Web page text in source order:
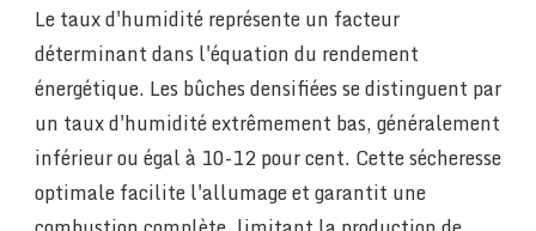
Le taux d'humidité représente un facteur
déterminant dans l'équation du rendement
énergétique. Les bûches densifiées se distinguent par
un taux d'humidité extrêmement bas, généralement
inférieur ou égal à 10-12 pour cent. Cette sécheresse
optimale facilite l'allumage et garantit une